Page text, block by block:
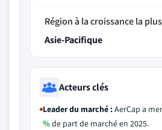
Région à la croissance la
Asie-Pacifique
Acteurs clés
Leader du marché :AerCap a
%de part de marché en 2025.